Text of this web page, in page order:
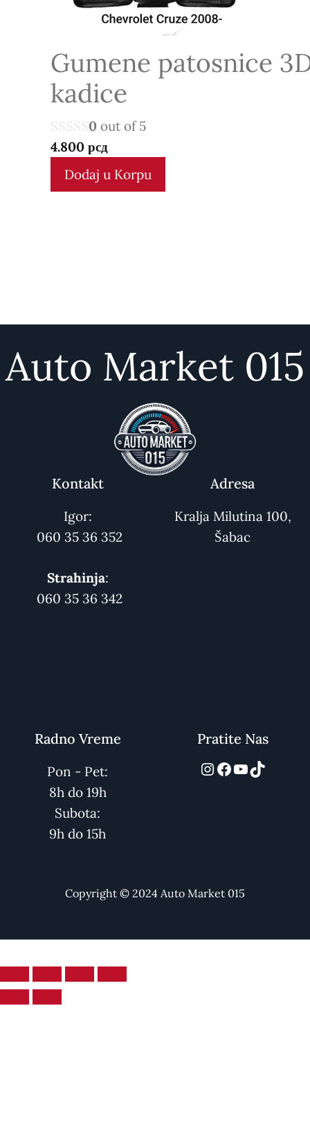
Gumene patosnice
kadice
0 out of 5
4.800 рсд
Dodaj u Korpu
Kontakt
Igor:
060 35 36 352
Strahinja:
060 35 36 342
Adresa
Kralja Milutina 100,
Šabac
Auto Market 015
Radno Vreme
Pon - Pet:
8h do 19h
Subota:
9h do 15h
Pratite Nas
Facebook
YouTube
TikTok
Copyright © 2024 Auto Market 015